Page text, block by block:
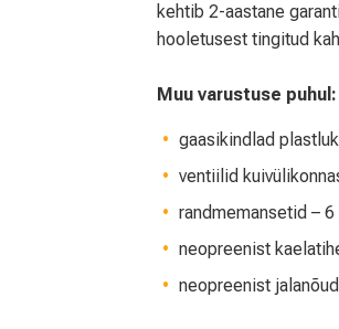
kehtib 2-aastane
hooletusest tingitud
Muu varustuse puhul:
gaasikindlad
ventiilid
randmemansetid – 6
neopreenist
neopreenist